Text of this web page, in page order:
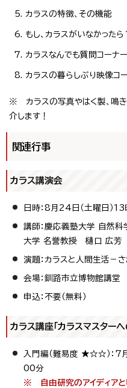
カラスの特徴、その機能
もし、カラスがいなかったら
カラスなんでも質問コーナー
カラスの暮らしぶり映像コ
※ カラスの写真やはく製、鳴
介します！
関連行事
カラス講演会
日時：8月24日（土曜日）
講師：慶応義塾大学 自然科
大学 名誉教授 樋口 広
演題：カラスと人間生活－
会場：釧路市立博物館講堂
申込：不要（無料）
カラス講座「カラスマスターへ
入門編（難易度 ★☆☆）：7
00分
※ 自由研究のアイディアと